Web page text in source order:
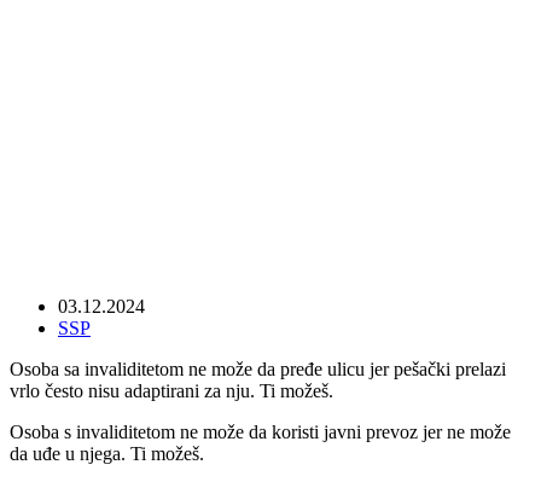
03.12.2024
SSP
Osoba sa invaliditetom ne može da pređe ulicu jer pešački prelazi
vrlo često nisu adaptirani za nju. Ti možeš.
Osoba s invaliditetom ne može da koristi javni prevoz jer ne može
da uđe u njega. Ti možeš.